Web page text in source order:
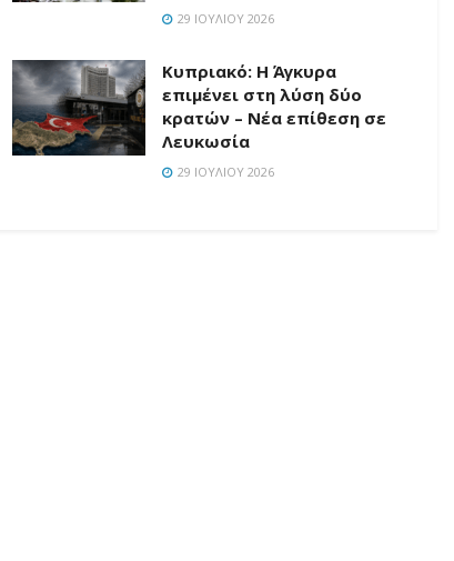
29 ΙΟΥΛΊΟΥ 2026
Κυπριακό: Η Άγκυρα
επιμένει στη λύση δύο
κρατών – Νέα επίθεση σε
Λευκωσία
29 ΙΟΥΛΊΟΥ 2026